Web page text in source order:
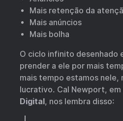
Mais retenção da
Mais anúncios
Mais bolha
O ciclo infinito desenhado
prender a ele por mais
mais tempo estamos nele,
lucrativo. Cal Newport, em
Digital , nos lembra disso: